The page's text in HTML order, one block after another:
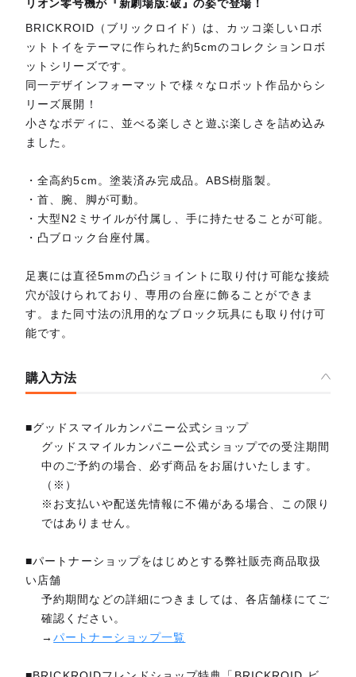
リオン零号機が『新劇場版:破』の姿で登場！
BRICKROID（ブリックロイド）は、カッコ楽しいロボ
ットトイをテーマに作られた約5cmのコレクションロボ
ットシリーズです。
同一デザインフォーマットで様々なロボット作品からシ
リーズ展開！
小さなボディに、並べる楽しさと遊ぶ楽しさを詰め込み
ました。
・全高約5cm。塗装済み完成品。ABS樹脂製。
・首、腕、脚が可動。
・大型N2ミサイルが付属し、手に持たせることが可能。
・凸ブロック台座付属。
足裏には直径5mmの凸ジョイントに取り付け可能な接続
穴が設けられており、専用の台座に飾ることができま
す。また同寸法の汎用的なブロック玩具にも取り付け可
能です。
購入方法
■グッドスマイルカンパニー公式ショップ
グッドスマイルカンパニー公式ショップでの受注期間
中のご予約の場合、必ず商品をお届けいたします。
（※）
※お支払いや配送先情報に不備がある場合、この限り
ではありません。
■パートナーショップをはじめとする弊社販売商品取扱
い店舗
予約期間などの詳細につきましては、各店舗様にてご
確認ください。
→パートナーショップ一覧